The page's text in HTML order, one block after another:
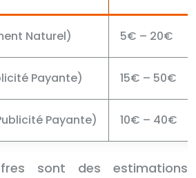
Naturel) 5€ – 20€
Payante) 15€ – 50€
Payante) 10€ – 40€
sont des estimations